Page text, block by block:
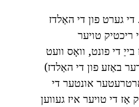
גערט פון די האַלדז
ריכטיק טויער
די פונט, וואָס וועט
באַזע פון די האַלדז)
אונטער די
אַז די טויער איז געווען